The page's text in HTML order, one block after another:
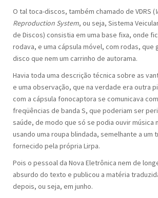
O tal toca-discos, também chamado de VDRS (
Reproduction System, ou seja, Sistema
de Discos) consistia em uma base fixa, onde
rodava, e uma cápsula móvel, com rodas, que
disco que nem um carrinho de autorama.
Havia toda uma descrição técnica sobre as
e uma observação, que na verdade era outra
com a cápsula fonocaptora se comunicava
freqüências de banda S, que poderiam ser
saúde, de modo que só se podia ouvir música
usando uma roupa blindada, semelhante a um
fornecido pela própria Lirpa.
Pois o pessoal da Nova Eletrônica nem de
absurdo do texto e publicou a matéria
depois, ou seja, em junho.